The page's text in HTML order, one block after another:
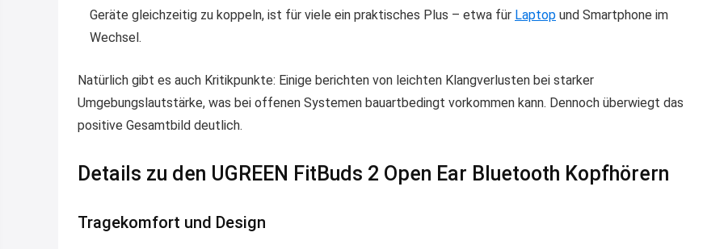
Geräte gleichzeitig zu koppeln, ist für viele ein praktisches Plus – etwa für Laptop und Smartphone im
Wechsel.
Natürlich gibt es auch Kritikpunkte: Einige berichten von leichten Klangverlusten bei starker
Umgebungslautstärke, was bei offenen Systemen bauartbedingt vorkommen kann. Dennoch überwiegt das
positive Gesamtbild deutlich.
Details zu den UGREEN FitBuds 2 Open Ear Bluetooth Kopfhörern
Tragekomfort und Design